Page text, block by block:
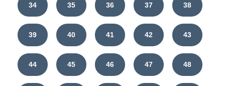
34 35 36 37 38
39 40 41 42 43
44 45 46 47 48